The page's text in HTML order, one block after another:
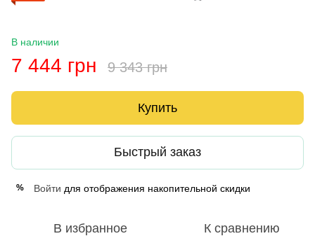
В наличии
7 444 грн 9 343 грн
Купить
Быстрый заказ
% Войти для отображения накопительной скидки
В избранное К сравнению